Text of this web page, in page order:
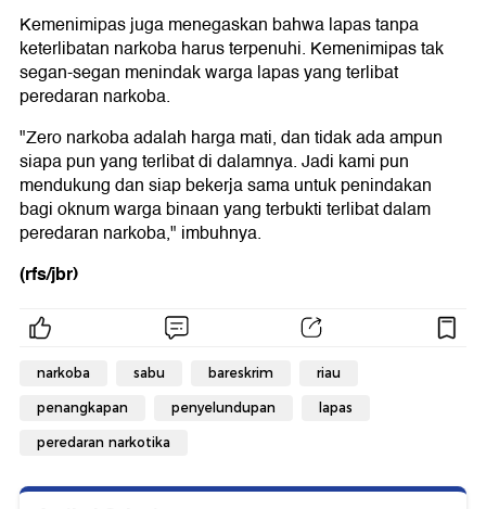
Kemenimipas juga menegaskan bahwa lapas tanpa
keterlibatan narkoba harus terpenuhi. Kemenimipas tak
segan-segan menindak warga lapas yang terlibat
peredaran narkoba.
"Zero narkoba adalah harga mati, dan tidak ada ampun
siapa pun yang terlibat di dalamnya. Jadi kami pun
mendukung dan siap bekerja sama untuk penindakan
bagi oknum warga binaan yang terbukti terlibat dalam
peredaran narkoba," imbuhnya.
(rfs/jbr)
narkoba sabu bareskrim riau
penangkapan penyelundupan lapas
peredaran narkotika